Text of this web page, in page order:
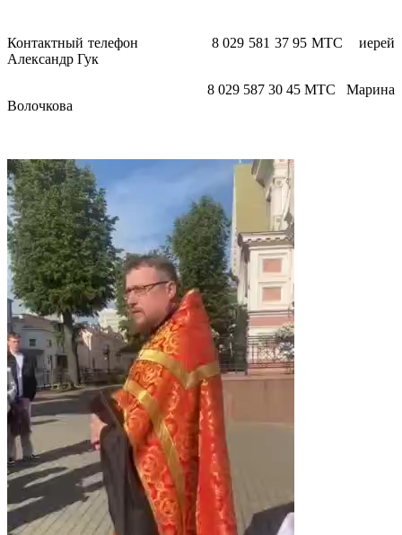
Контактный телефон 8 029 581 37 95 МТС иерей
Александр Гук
8 029 587 30 45 МТС Марина
Волочкова